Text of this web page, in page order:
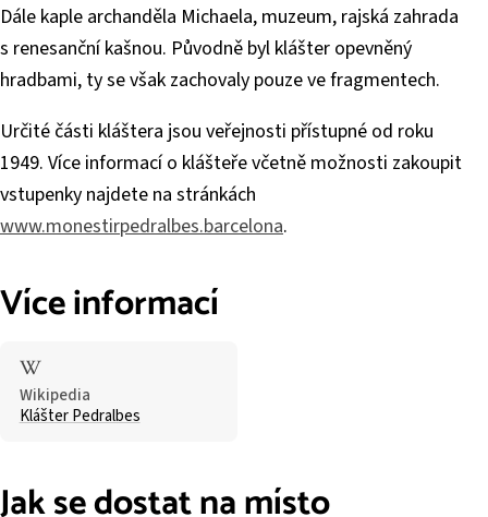
Dále kaple archanděla Michaela, muzeum, rajská zahrada
s renesanční kašnou. Původně byl klášter opevněný
hradbami, ty se však zachovaly pouze ve fragmentech.
Určité části kláštera jsou veřejnosti přístupné od roku
1949. Více informací o klášteře včetně možnosti zakoupit
vstupenky najdete na stránkách
www.monestirpedralbes.barcelona.
Více informací
Wikipedia
Klášter Pedralbes
Jak se dostat na místo